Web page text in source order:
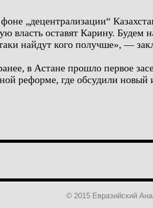
„децентрализации“
власть оставят Карину. Будем
найдут кого получше», —
в Астане прошло первое
реформе, где обсудили новый
© 2015 Евразийский